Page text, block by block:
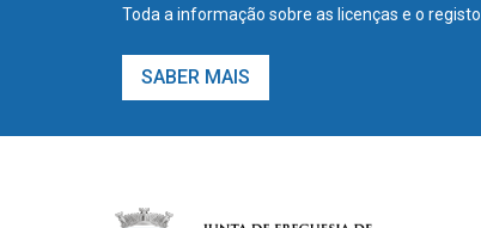
Toda a informação sobre as licenças e o registo.
SABER MAIS